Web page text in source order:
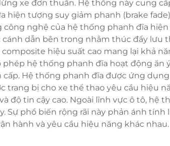
xe đơn thuần. Hệ thống này cung
hiện tượng suy giảm phanh (brake
nghệ của hệ thống phanh đĩa
dẫn bên trong nhằm thúc đẩy lưu
hiệu suất cao mang lại khả
hệ thống phanh đĩa hoạt động ăn
Hệ thống phanh đĩa được ứng
bị cho xe thể thao yêu cầu hiệu
độ tin cậy cao. Ngoài lĩnh vực ô tô, hệ
Sự phổ biến rộng rãi này phản ánh tính
hành và yêu cầu hiệu năng khác nhau.